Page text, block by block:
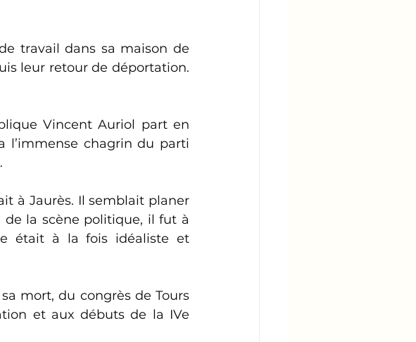
travail dans sa maison de
leur retour de déportation.
Vincent Auriol part en
l’immense chagrin du parti
à Jaurès. Il semblait planer
la scène politique, il fut à
était à la fois idéaliste et
mort, du congrès de Tours
et aux débuts de la IVe